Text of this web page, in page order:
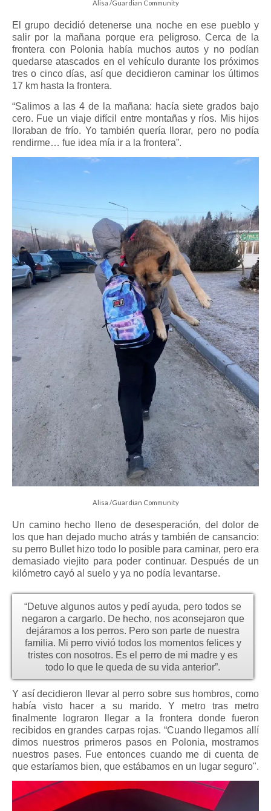
Alisa /Guardian Community
El grupo decidió detenerse una noche en ese pueblo y
salir por la mañana porque era peligroso. Cerca de la
frontera con Polonia había muchos autos y no podían
quedarse atascados en el vehículo durante los próximos
tres o cinco días, así que decidieron caminar los últimos
17 km hasta la frontera.
“Salimos a las 4 de la mañana: hacía siete grados bajo
cero. Fue un viaje difícil entre montañas y ríos. Mis hijos
lloraban de frío. Yo también quería llorar, pero no podía
rendirme… fue idea mía ir a la frontera”.
Alisa /Guardian Community
Un camino hecho lleno de desesperación, del dolor de
los que han dejado mucho atrás y también de cansancio:
su perro Bullet hizo todo lo posible para caminar, pero era
demasiado viejito para poder continuar. Después de un
kilómetro cayó al suelo y ya no podía levantarse.
“Detuve algunos autos y pedí ayuda, pero todos se
negaron a cargarlo. De hecho, nos aconsejaron que
dejáramos a los perros. Pero son parte de nuestra
familia. Mi perro vivió todos los momentos felices y
tristes con nosotros. Es el perro de mi madre y es
todo lo que le queda de su vida anterior”.
Y así decidieron llevar al perro sobre sus hombros, como
había visto hacer a su marido. Y metro tras metro
finalmente lograron llegar a la frontera donde fueron
recibidos en grandes carpas rojas. “Cuando llegamos allí
dimos nuestros primeros pasos en Polonia, mostramos
nuestros pases. Fue entonces cuando me di cuenta de
que estaríamos bien, que estábamos en un lugar seguro".